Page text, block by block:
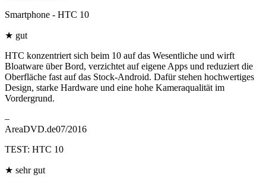
Smartphone - HTC 10
★ gut
HTC konzentriert sich beim 10 auf das Wesentliche und wirft
Bloatware über Bord, verzichtet auf eigene Apps und reduziert die
Oberfläche fast auf das Stock-Android. Dafür stehen hochwertiges
Design, starke Hardware und eine hohe Kameraqualität im
Vordergrund.
–
AreaDVD.de07/2016
TEST: HTC 10
★ sehr gut